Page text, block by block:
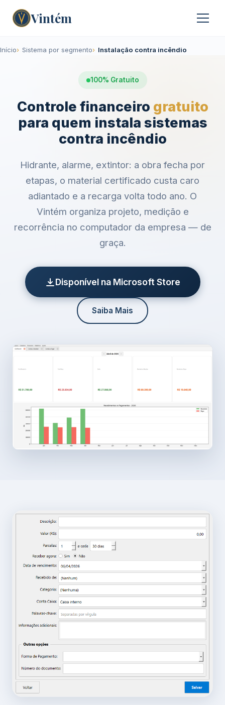
Vintém
Início Sistema por segmento Instalação contra incêndio
100% Gratuito
Controle financeiro gratuito
para quem instala sistemas
contra incêndio
Hidrante, alarme, extintor: a obra fecha por
etapas, o material certificado custa caro
adiantado e a recarga volta todo ano. O
Vintém organiza projeto, medição e
recorrência no computador da empresa — de
graça.
Disponível na Microsoft Store
Saiba Mais